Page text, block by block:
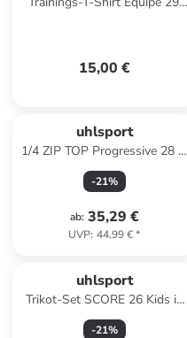
15,00 €
uhlsport
1/4 ZIP TOP Progressive 28 in
schwarz/rot
-21%
ab: 35,29 €
UVP: 44,99 €*
uhlsport
Trikot-Set SCORE 26 Kids in
dark grau melange
-21%